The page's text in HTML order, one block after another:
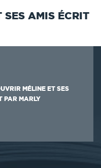
SES AMIS ÉCRIT
MÉLINE ET SES
PAR MARLY